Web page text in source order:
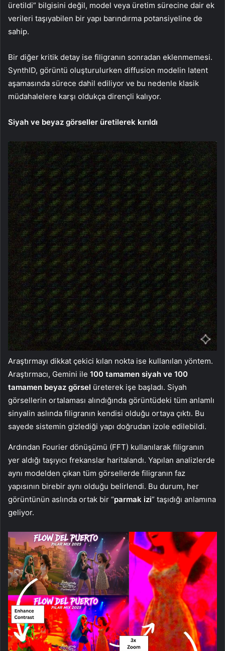
üretildi” bilgisini değil, model veya üretim sürecine dair ek
verileri taşıyabilen bir yapı barındırma potansiyeline de
sahip.
Bir diğer kritik detay ise filigranın sonradan eklenmemesi.
SynthID, görüntü oluşturulurken diffusion modelin latent
aşamasında sürece dahil ediliyor ve bu nedenle klasik
müdahalelere karşı oldukça dirençli kalıyor.
Siyah ve beyaz görseller üretilerek kırıldı
Araştırmayı dikkat çekici kılan nokta ise kullanılan yöntem.
Araştırmacı, Gemini ile 100 tamamen siyah ve 100
tamamen beyaz görsel üreterek işe başladı. Siyah
görsellerin ortalaması alındığında görüntüdeki tüm anlamlı
sinyalin aslında filigranın kendisi olduğu ortaya çıktı. Bu
sayede sistemin gizlediği yapı doğrudan izole edilebildi.
Ardından Fourier dönüşümü (FFT) kullanılarak filigranın
yer aldığı taşıyıcı frekanslar haritalandı. Yapılan analizlerde
aynı modelden çıkan tüm görsellerde filigranın faz
yapısının birebir aynı olduğu belirlendi. Bu durum, her
görüntünün aslında ortak bir “parmak izi” taşıdığı anlamına
geliyor.